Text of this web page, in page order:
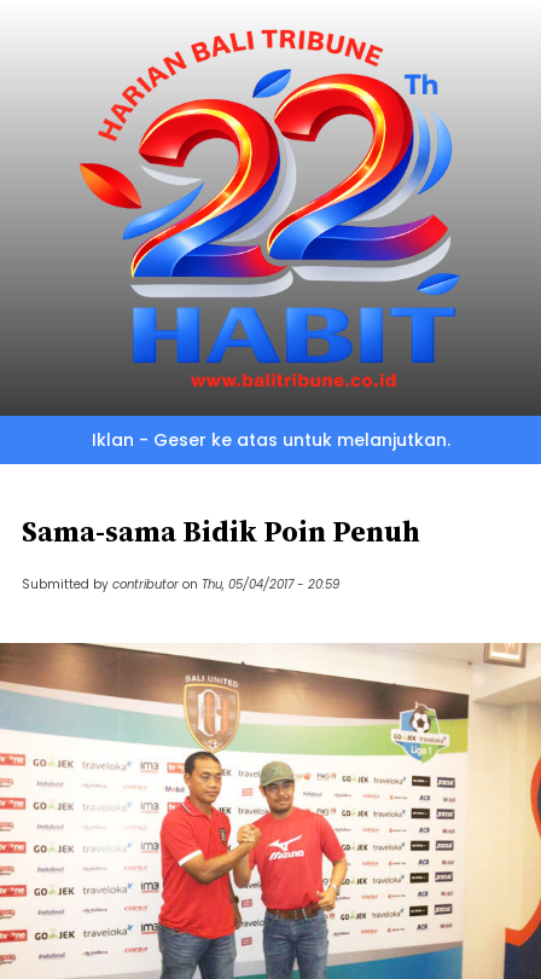
Iklan - Geser ke atas untuk melanjutkan.
Sama-sama Bidik Poin Penuh
Submitted by contributor on Thu, 05/04/2017 - 20:59